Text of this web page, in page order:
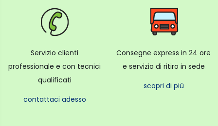
Servizio clienti
professionale e con tecnici
qualificati
contattaci adesso
Consegne express in 24 ore
e servizio di ritiro in sede
scopri di più